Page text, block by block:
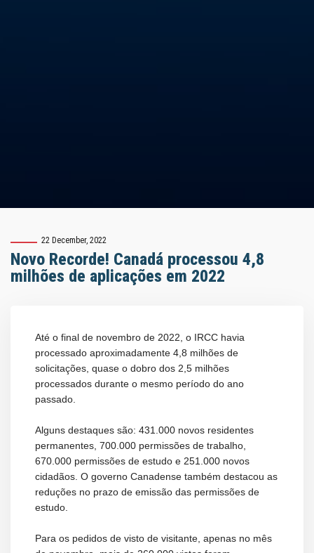
22 December, 2022
Novo Recorde! Canadá processou 4,8
milhões de aplicações em 2022
Até o final de novembro de 2022, o IRCC havia
processado aproximadamente 4,8 milhões de
solicitações, quase o dobro dos 2,5 milhões
processados durante o mesmo período do ano
passado.
Alguns destaques são: 431.000 novos residentes
permanentes, 700.000 permissões de trabalho,
670.000 permissões de estudo e 251.000 novos
cidadãos. O governo Canadense também destacou as
reduções no prazo de emissão das permissões de
estudo.
Para os pedidos de visto de visitante, apenas no mês